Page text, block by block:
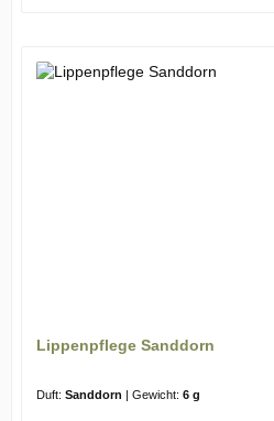
Lippenpflege Sanddorn
Duft: Sanddorn Gewicht: 6 g